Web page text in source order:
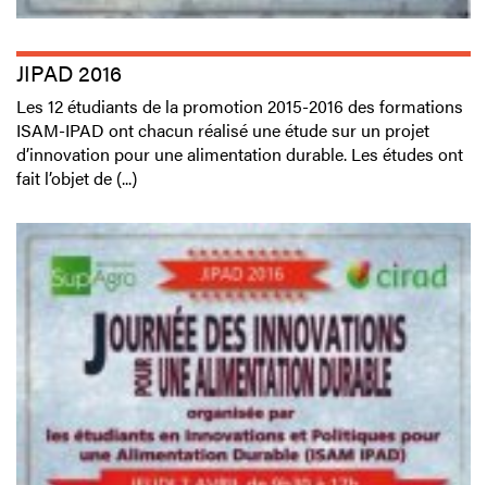
JIPAD 2016
Les 12 étudiants de la promotion 2015-2016 des formations
ISAM-IPAD ont chacun réalisé une étude sur un projet
d’innovation pour une alimentation durable. Les études ont
fait l’objet de (...)